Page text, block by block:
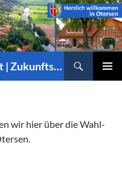
OTERSEN | Aktiv | Lebenswert | Zukunftsorientiert – mitten in Niedersachsen
wir hier über die Wahl-